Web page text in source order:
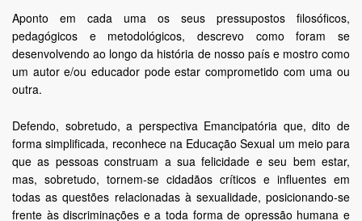
Aponto em cada uma os seus pressupostos filosóficos,
pedagógicos e metodológicos, descrevo como foram se
desenvolvendo ao longo da história de nosso país e mostro como
um autor e/ou educador pode estar comprometido com uma ou
outra.
Defendo, sobretudo, a perspectiva Emancipatória que, dito de
forma simplificada, reconhece na Educação Sexual um meio para
que as pessoas construam a sua felicidade e seu bem estar,
mas, sobretudo, tornem-se cidadãos críticos e influentes em
todas as questões relacionadas à sexualidade, posicionando-se
frente às discriminações e a toda forma de opressão humana e